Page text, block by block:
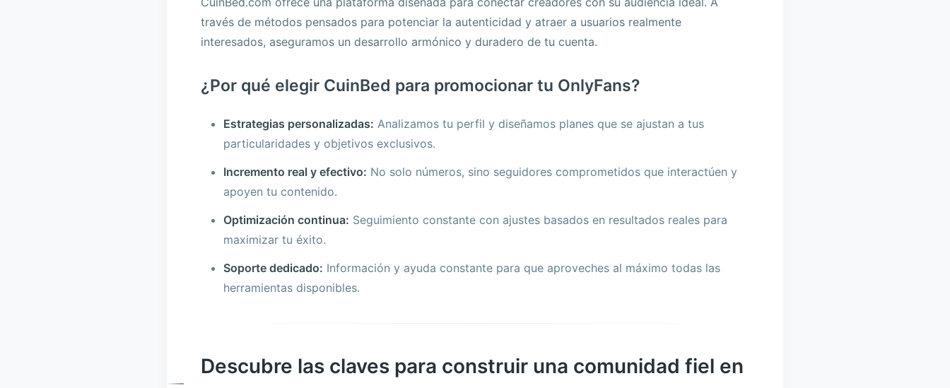
través de métodos pensados para potenciar la autenticidad y atraer a usuarios realmente
interesados, aseguramos un desarrollo armónico y duradero de tu cuenta.
¿Por qué elegir CuinBed para promocionar tu OnlyFans?
Estrategias personalizadas: Analizamos tu perfil y diseñamos planes que se ajustan a tus
particularidades y objetivos exclusivos.
Incremento real y efectivo: No solo números, sino seguidores comprometidos que interactúen y
apoyen tu contenido.
Optimización continua: Seguimiento constante con ajustes basados en resultados reales para
maximizar tu éxito.
Soporte dedicado: Información y ayuda constante para que aproveches al máximo todas las
herramientas disponibles.
Descubre las claves para construir una comunidad fiel en